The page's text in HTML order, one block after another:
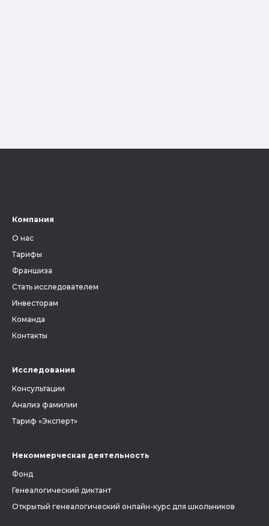
Компания
О нас
Тарифы
Франшиза
Стать исследователем
Инвесторам
Команда
Контакты
Исследования
Консультации
Анализ фамилии
Тариф «Эксперт»
Некоммерческая деятельность
Фонд
Генеалогический диктант
Открытый генеалогический онлайн-курс для школьников